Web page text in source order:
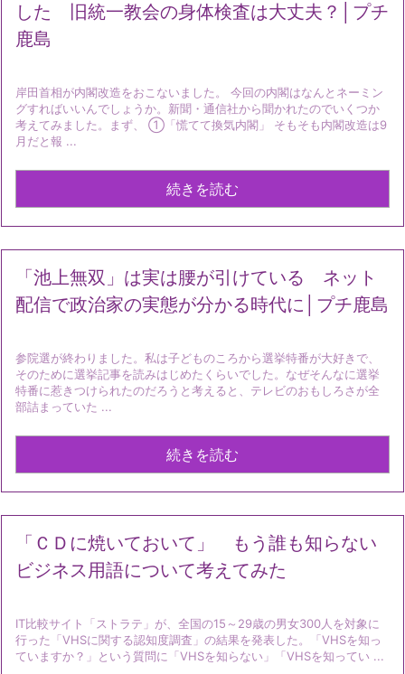
した 旧統一教会の身体検査は大丈夫？│プチ
鹿島
岸田首相が内閣改造をおこないました。 今回の内閣はなんとネーミン
グすればいいんでしょうか。新聞・通信社から聞かれたのでいくつか
考えてみました。まず、 ①「慌てて換気内閣」 そもそも内閣改造は9
月だと報 ...
続きを読む
「池上無双」は実は腰が引けている ネット
配信で政治家の実態が分かる時代に│プチ鹿島
参院選が終わりました。私は子どものころから選挙特番が大好きで、
そのために選挙記事を読みはじめたくらいでした。なぜそんなに選挙
特番に惹きつけられたのだろうと考えると、テレビのおもしろさが全
部詰まっていた ...
続きを読む
「ＣＤに焼いておいて」 もう誰も知らない
ビジネス用語について考えてみた
IT比較サイト「ストラテ」が、全国の15～29歳の男女300人を対象に
行った「VHSに関する認知度調査」の結果を発表した。「VHSを知っ
ていますか？」という質問に「VHSを知らない」「VHSを知ってい ...